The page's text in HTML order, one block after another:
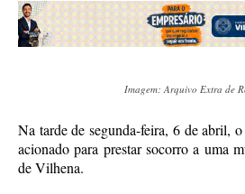
Imagem: Arquivo Extra de
Na tarde de segunda-feira, 6 de abril,
acionado para prestar socorro a uma
de Vilhena.